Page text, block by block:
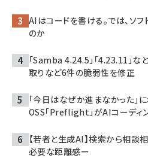
AIはコードを書ける。では、ソ
のか
「Samba 4.24.5」「4.23.11」な
取りなど6件の脆弱性を修正
「今日はなぜか進まなかった」
OSS「Preflight」がAIコーディ
【若者と生成AI】検索から相談
必要な距離感ー